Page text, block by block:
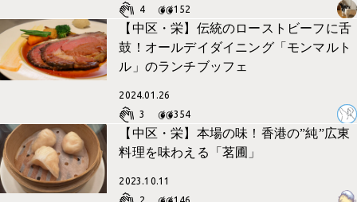
4
152
【中区・栄】伝統のローストビーフに舌
鼓！オールデイダイニング「モンマルト
ル」のランチブッフェ
2024.01.26
3
354
【中区・栄】本場の味！香港の”純”広東
料理を味わえる「茗圃」
2023.10.11
2
146